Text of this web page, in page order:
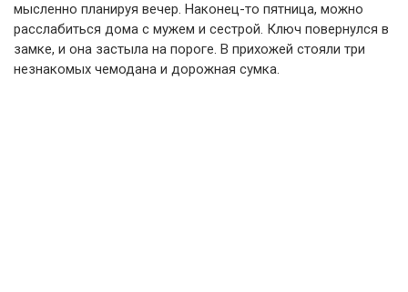
мысленно планируя вечер. Наконец-то пятница, можно
расслабиться дома с мужем и сестрой. Ключ повернулся в
замке, и она застыла на пороге. В прихожей стояли три
незнакомых чемодана и дорожная сумка.